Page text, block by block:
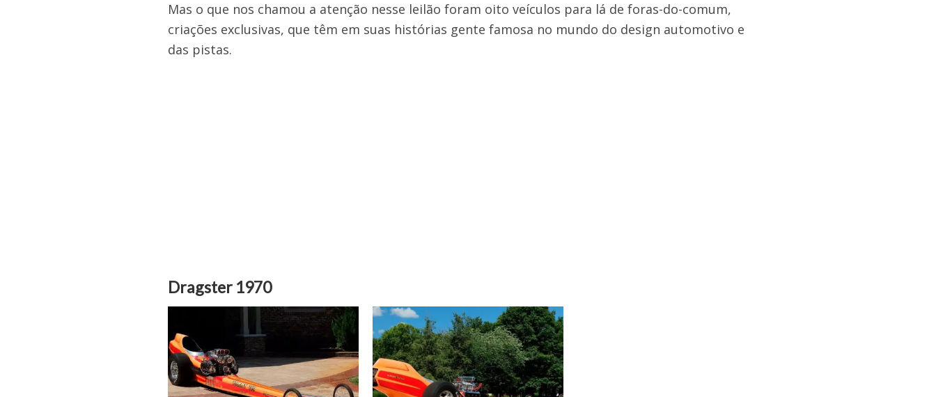
Mas o que nos chamou a atenção nesse leilão foram oito veículos para lá de foras-do-comum,
criações exclusivas, que têm em suas histórias gente famosa no mundo do design automotivo e
das pistas.
Dragster 1970